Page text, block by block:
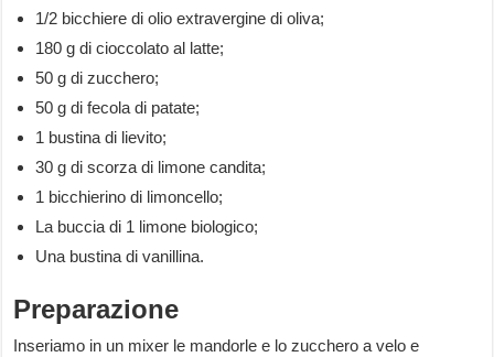
1/2 bicchiere di olio extravergine di oliva;
180 g di cioccolato al latte;
50 g di zucchero;
50 g di fecola di patate;
1 bustina di lievito;
30 g di scorza di limone candita;
1 bicchierino di limoncello;
La buccia di 1 limone biologico;
Una bustina di vanillina.
Preparazione
Inseriamo in un mixer le mandorle e lo zucchero a velo e